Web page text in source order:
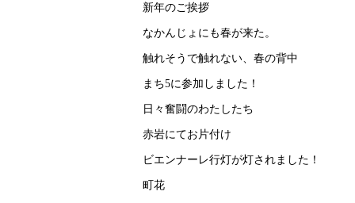
新年のご挨拶
なかんじょにも春が来た。
触れそうで触れない、春の背中
まち5に参加しました！
日々奮闘のわたしたち
赤岩にてお片付け
ビエンナーレ行灯が灯されました！
町花